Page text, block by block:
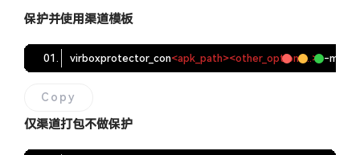
保护并使用渠道模板
virboxprotector_con<apk_path><other_options...>--
Copy
仅渠道打包不做保护